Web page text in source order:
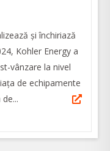
și închiriază
Kohler Energy a
vânzare la nivel
de echipamente